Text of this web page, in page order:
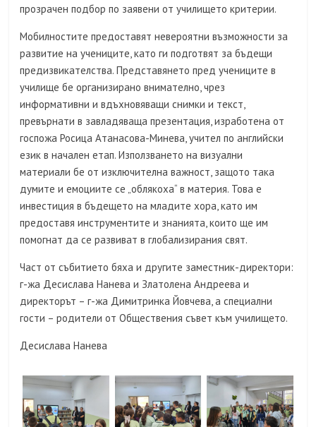
прозрачен подбор по заявени от училището критерии.
Мобилностите предоставят невероятни възможности за
развитие на учениците, като ги подготвят за бъдещи
предизвикателства. Представянето пред учениците в
училище бе организирано внимателно, чрез
информативни и вдъхновяващи снимки и текст,
превърнати в завладяваща презентация, изработена от
госпожа Росица Атанасова-Минева, учител по английски
език в начален етап. Използването на визуални
материали бе от изключителна важност, защото така
думите и емоциите се „облякоха“ в материя. Това е
инвестиция в бъдещето на младите хора, като им
предоставя инструментите и знанията, които ще им
помогнат да се развиват в глобализирания свят.
Част от събитието бяха и другите заместник-директори:
г-жа Десислава Нанева и Златолена Андреева и
директорът – г-жа Димитринка Йовчева, а специални
гости – родители от Обществения съвет към училището.
Десислава Нанева